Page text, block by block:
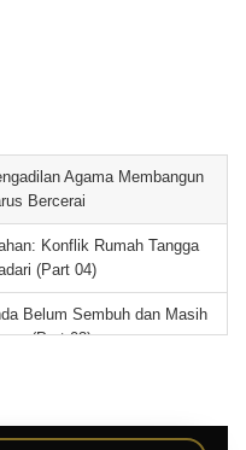
Agama Membangun
Bercerai
Konflik Rumah Tangga
(Part 04)
Belum Sembuh dan Masih
(Part 03)